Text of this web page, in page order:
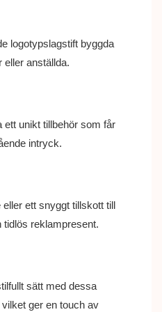
logotypslagstift byggda
eller anställda.
ett unikt tillbehör som får
intryck.
ett snyggt tillskott till
reklampresent.
sätt med dessa
ger en touch av